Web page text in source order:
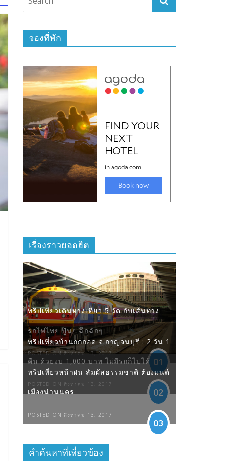
จองที่พัก
เรื่องราวยอดฮิต
ทริปเที่ยวเดินทางเที่ยว 5 วัด กับเส้นทาง
รถไฟไทย ปู๊นๆ ฉึกฉักๆ
POSTED ON สิงหาคม 13, 2017
01
ทริปเที่ยวบ้านกกกอด จ.กาญจนบุรี : 2 วัน 1
คืน ด้วยงบ 1,000 บาท ไม่มีรถก็ไปได้
POSTED ON สิงหาคม 13, 2017
02
ทริปเที่ยวหน้าฝน สัมผัสธรรมชาติ ต้องมนต์
เมืองน่านนคร
POSTED ON สิงหาคม 13, 2017
03
คำค้นหาที่เที่ยวข้อง